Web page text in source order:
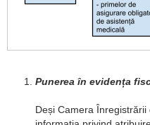
Punerea în evidența
Deși Camera